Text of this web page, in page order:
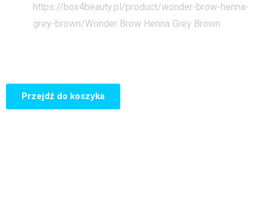
https://box4beauty.pl/product/wonder-brow-henna-
grey-brown/Wonder Brow Henna Grey Brown
Przejdź do koszyka